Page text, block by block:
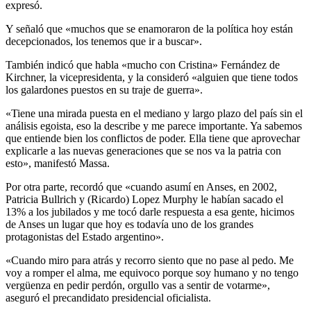
expresó.
Y señaló que «muchos que se enamoraron de la política hoy están
decepcionados, los tenemos que ir a buscar».
También indicó que habla «mucho con Cristina» Fernández de
Kirchner, la vicepresidenta, y la consideró «alguien que tiene todos
los galardones puestos en su traje de guerra».
«Tiene una mirada puesta en el mediano y largo plazo del país sin el
análisis egoista, eso la describe y me parece importante. Ya sabemos
que entiende bien los conflictos de poder. Ella tiene que aprovechar
explicarle a las nuevas generaciones que se nos va la patria con
esto», manifestó Massa.
Por otra parte, recordó que «cuando asumí en Anses, en 2002,
Patricia Bullrich y (Ricardo) Lopez Murphy le habían sacado el
13% a los jubilados y me tocó darle respuesta a esa gente, hicimos
de Anses un lugar que hoy es todavía uno de los grandes
protagonistas del Estado argentino».
«Cuando miro para atrás y recorro siento que no pase al pedo. Me
voy a romper el alma, me equivoco porque soy humano y no tengo
vergüenza en pedir perdón, orgullo vas a sentir de votarme»,
aseguró el precandidato presidencial oficialista.